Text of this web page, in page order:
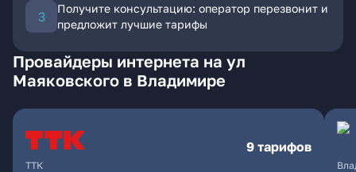
Получите консультацию: оператор перезвонит и
предложит лучшие тарифы
Провайдеры интернета на ул
Маяковского в Владимире
ТТК
9 тарифов